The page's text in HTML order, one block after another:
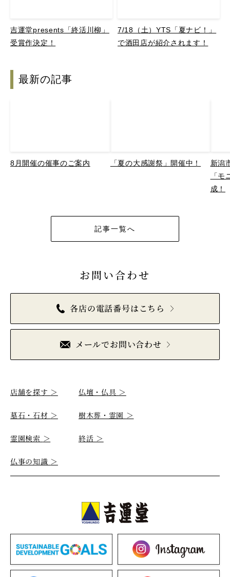
吉運堂presents「終活川柳」
受賞作決定！
7/18（土）YTS「夏ナビ！」
で酒田店が紹介されます！
最新の記事
8月開催の催事のご案内 「夏の大感謝祭」開催中！
新潟
「
成！
記事一覧へ
お問い合わせ
各店の電話番号はこちら
メールでお問い合わせ
店舗を探す ＞ 仏壇・仏具 ＞
墓石・石材 ＞ 樹木葬・霊園 ＞
霊園検索 ＞ 終活 ＞
仏事の知識 ＞